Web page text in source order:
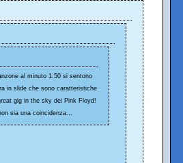
al minuto 1:50 si sentono
in slide che sono caratteristiche
gig in the sky dei Pink Floyd!
sia una coincidenza...